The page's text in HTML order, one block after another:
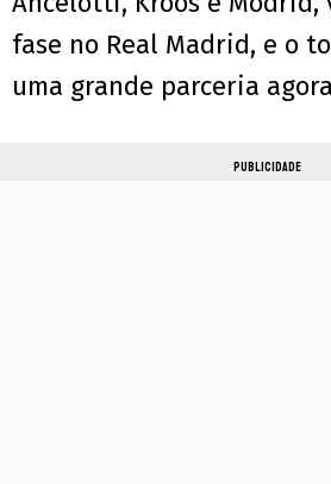
fase no Real Madrid, e o
uma grande parceria
PUBLICIDADE